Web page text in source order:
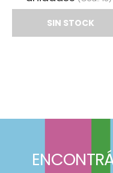
SIN STOCK